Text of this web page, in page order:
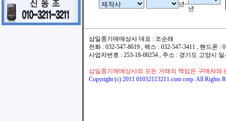
년~
년
삼일중기매매상사 대표 : 조순래
전화 : 032-547-8619 , 팩스 : 032-547-3411 , 핸드폰
사업자번호 : 253-18-00254 , 주소 : 경기도 고양시
삼일중기매매상사외 모든 거래의 책임은 구매자와
Copyright (c) 2011 01032113211.com corp. All Rights